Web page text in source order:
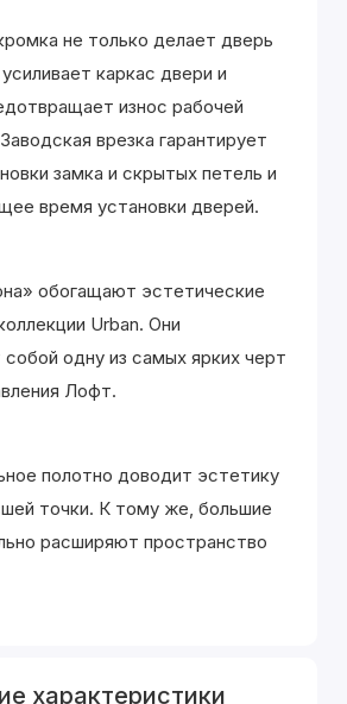
не только делает дверь
каркас двери и
износ рабочей
врезка гарантирует
замка и скрытых петель и
время установки дверей.
обогащают эстетические
Urban. Они
одну из самых ярких черт
Лофт.
полотно доводит эстетику
точки. К тому же, большие
расширяют пространство
характеристики